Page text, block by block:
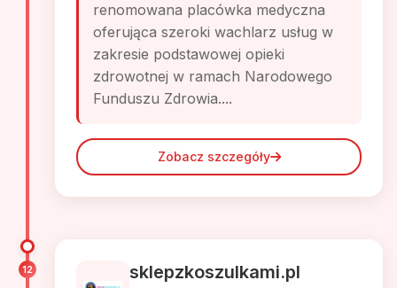
renomowana placówka medyczna
oferująca szeroki wachlarz usług w
zakresie podstawowej opieki
zdrowotnej w ramach Narodowego
Funduszu Zdrowia....
Zobacz szczegóły
12 sklepzkoszulkami.pl